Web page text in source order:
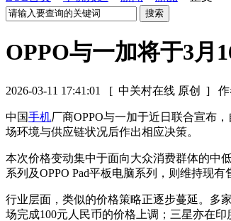
OPPO与一加将于3月
2026-03-11 17:41:01 [ 中关村在线 原创 ]
中国手机厂商OPPO与一加于近日联合宣布
场环境与供应链状况后作出相应决策。
本次价格变动集中于面向大众消费群体的中
系列及OPPO Pad平板电脑系列，则维持现
行业层面，类似的价格策略正逐步蔓延。多
场完成100元人民币的价格上调；三星亦在